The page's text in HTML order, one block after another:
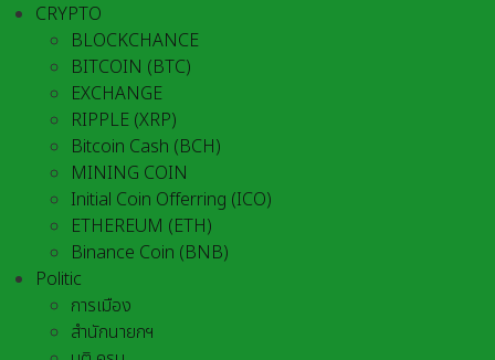
CRYPTO
BLOCKCHANCE
BITCOIN (BTC)
EXCHANGE
RIPPLE (XRP)
Bitcoin Cash (BCH)
MINING COIN
Initial Coin Offerring (ICO)
ETHEREUM (ETH)
Binance Coin (BNB)
Politic
การเมือง
สำนักนายกฯ